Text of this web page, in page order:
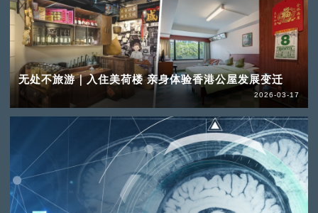
无处不旅游｜入住美荷楼 亲身体验香港公屋发展变迁
2026-03-17